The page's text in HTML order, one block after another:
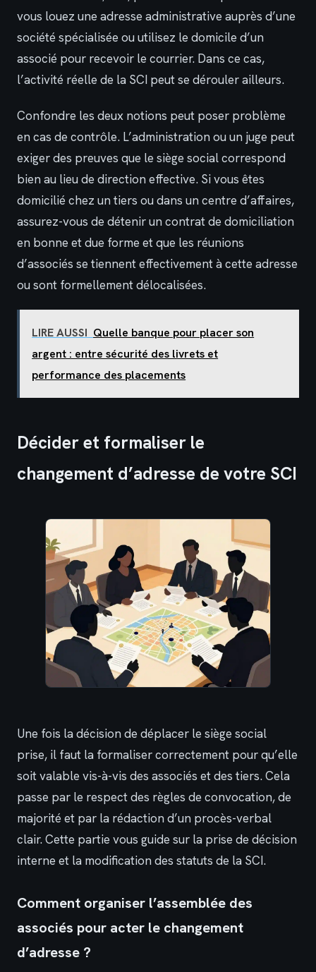
vous louez une adresse administrative auprès d’une
société spécialisée ou utilisez le domicile d’un
associé pour recevoir le courrier. Dans ce cas,
l’activité réelle de la SCI peut se dérouler ailleurs.
Confondre les deux notions peut poser problème
en cas de contrôle. L’administration ou un juge peut
exiger des preuves que le siège social correspond
bien au lieu de direction effective. Si vous êtes
domicilié chez un tiers ou dans un centre d’affaires,
assurez-vous de détenir un contrat de domiciliation
en bonne et due forme et que les réunions
d’associés se tiennent effectivement à cette adresse
ou sont formellement délocalisées.
LIRE AUSSI Quelle banque pour placer son
argent : entre sécurité des livrets et
performance des placements
Décider et formaliser le
changement d’adresse de votre SCI
Une fois la décision de déplacer le siège social
prise, il faut la formaliser correctement pour qu’elle
soit valable vis-à-vis des associés et des tiers. Cela
passe par le respect des règles de convocation, de
majorité et par la rédaction d’un procès-verbal
clair. Cette partie vous guide sur la prise de décision
interne et la modification des statuts de la SCI.
Comment organiser l’assemblée des
associés pour acter le changement
d’adresse ?